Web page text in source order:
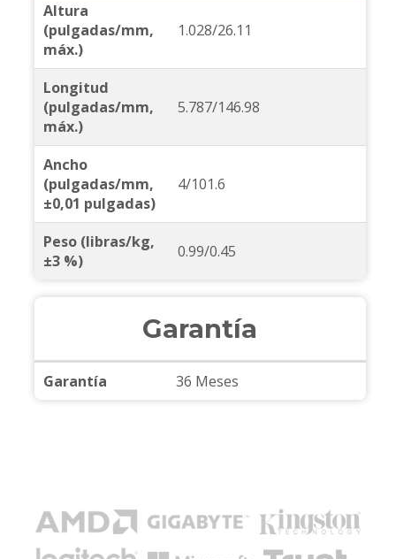
Altura
(pulgadas/mm,
máx.)
1.028/26.11
Longitud
(pulgadas/mm,
máx.)
5.787/146.98
Ancho
(pulgadas/mm,
±0,01 pulgadas)
4/101.6
Peso (libras/kg,
±3 %)
0.99/0.45
Garantía
Garantía 36 Meses